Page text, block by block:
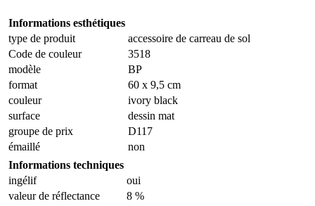
Informations esthétiques
type de produit
accessoire de carreau de sol
Code de couleur
3518
modèle
BP
format
60 x 9,5 cm
couleur
ivory black
surface
dessin mat
groupe de prix
D117
émaillé
non
Informations techniques
ingélif
oui
valeur de réflectance
8 %